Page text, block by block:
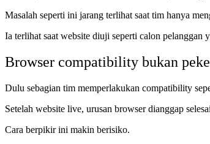
Masalah seperti ini jarang terlihat saat tim hanya
Ia terlihat saat website diuji seperti calon
Browser compatibility bukan
Dulu sebagian tim memperlakukan compatibility
Setelah website live, urusan browser dianggap
Cara berpikir ini makin berisiko.